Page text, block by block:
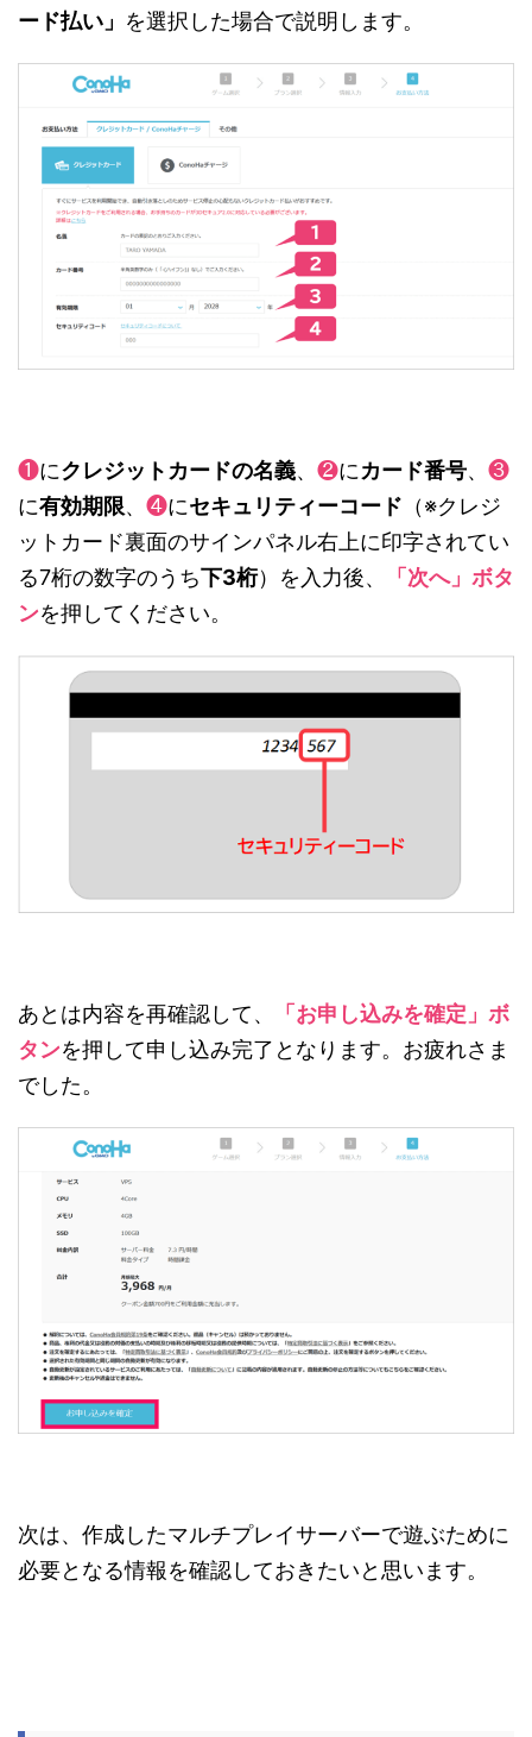
ード払い」 を選択した場合で説明します。
❶にクレジットカードの名義、 ❷にカード番号、 ❸
に有効期限、 ❹にセキュリティーコード （※クレジ
ットカード裏面のサインパネル右上に印字されてい
る7桁の数字のうち下3桁）を入力後、
「次へ」ボタ
ンを押してください。
あとは内容を再確認して、
「お申し込みを確定」ボ
タンを押して申し込み完了となります。お疲れさま
でした。
次は、作成したマルチプレイサーバーで遊ぶために
必要となる情報を確認しておきたいと思います。